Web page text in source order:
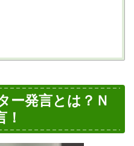
ー発言とは？Ｎ